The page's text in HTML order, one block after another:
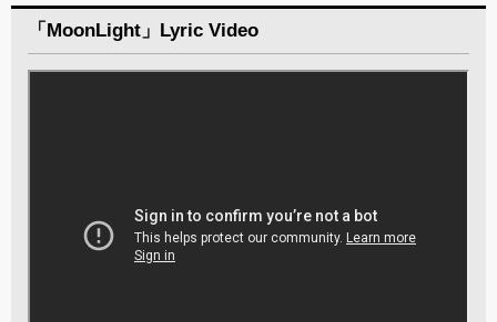
「MoonLight」Lyric Video